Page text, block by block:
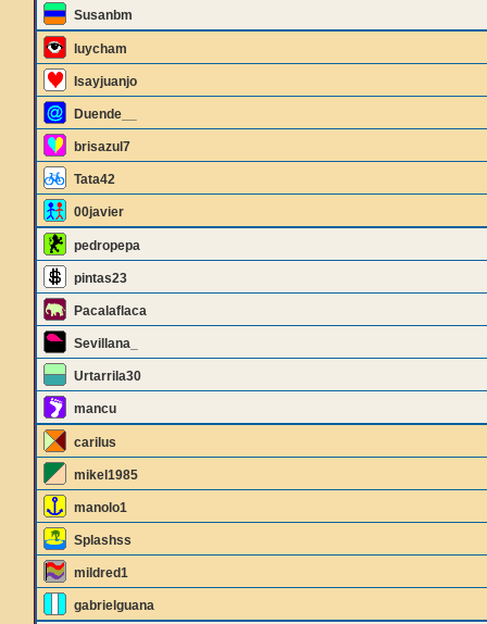
Susanbm
luycham
Isayjuanjo
Duende__
brisazul7
Tata42
00javier
pedropepa
pintas23
Pacalaflaca
Sevillana_
Urtarrila30
mancu
carilus
mikel1985
manolo1
Splashss
mildred1
gabrielguana